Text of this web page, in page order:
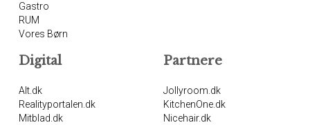
Gastro
RUM
Vores Børn
Digital
Alt.dk
Realityportalen.dk
Mitblad.dk
Partnere
Jollyroom.dk
KitchenOne.dk
Nicehair.dk